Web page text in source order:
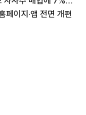
이지·앱 전면 개편